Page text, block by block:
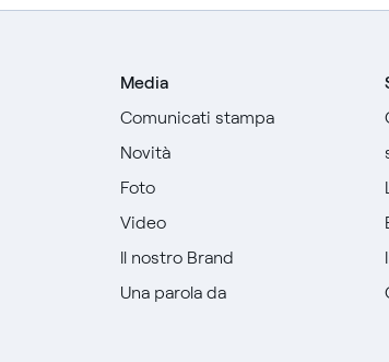
Media
Comunicati stampa
Novità
Foto
Video
Il nostro Brand
Una parola da